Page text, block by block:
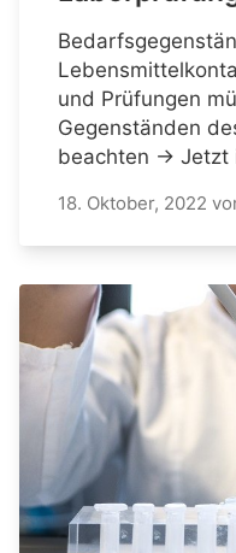
und Prüfungen
Gegenständen
beachten → Jetzt
18. Oktober, 2022